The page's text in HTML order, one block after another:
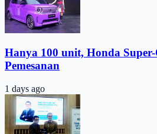
Hanya 100 unit, Honda
Pemesanan
1 days ago